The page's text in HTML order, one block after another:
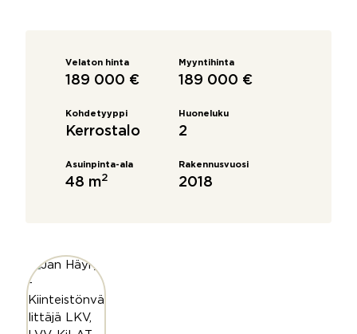
Velaton hinta
189 000 €
Myyntihinta
189 000 €
Kohdetyyppi
Kerrostalo
Huoneluku
2
Asuinpinta-ala
48 m2
Rakennusvuosi
2018